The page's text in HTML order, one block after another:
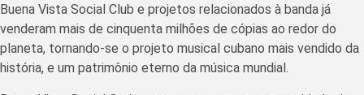
Buena Vista Social Club e projetos relacionados à banda já
venderam mais de cinquenta milhões de cópias ao redor do
planeta, tornando-se o projeto musical cubano mais vendido da
história, e um patrimônio eterno da música mundial.